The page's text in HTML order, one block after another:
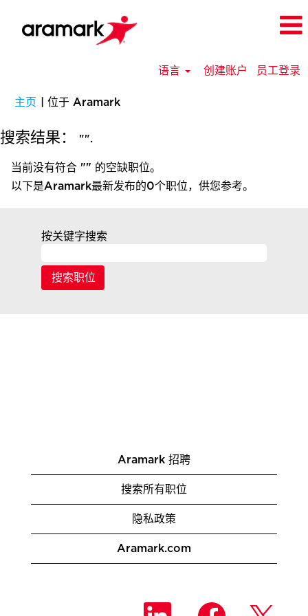
语言 创建账户 员工登录
主页 位于 Aramark（当
搜索结果： "".
当前没有符合 "" 的空缺职位。
以下是Aramark最新发布的0个职位，供您参考。
按关键字搜索
Aramark 招聘
搜索所有职位
隐私政策
Aramark.com
在
在
在